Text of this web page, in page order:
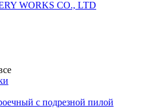
WORKS CO., LTD
с подрезной пилой